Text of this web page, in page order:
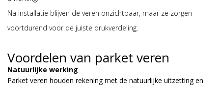
Na installatie blijven de veren onzichtbaar, maar ze zorgen
voortdurend voor de juiste drukverdeling.
Voordelen van parket veren
Natuurlijke werking
Parket veren houden rekening met de natuurlijke uitzetting en